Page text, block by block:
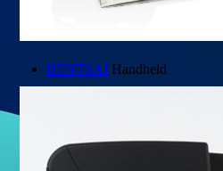
BENTSAI Handheld